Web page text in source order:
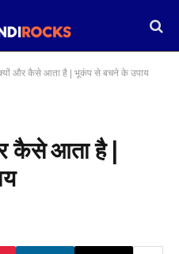
और कैसे आता है | भूकंप से बचने के उपाय
कैसे आता है |